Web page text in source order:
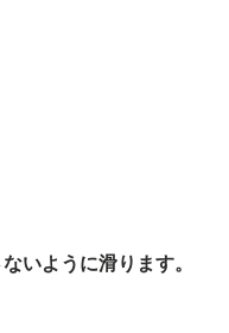
いように滑ります。